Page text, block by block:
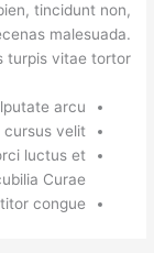
tincidunt non,
malesuada.
turpis vitae tortor.
arcu.
velit.
luctus et
Curae;
congue